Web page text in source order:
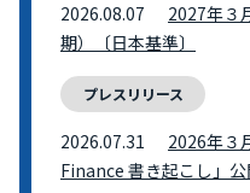
2026.08.07
2027年３
期）〔日本基準〕
プレスリリース
2026.07.31
2026年３
Finance 書き起こし」